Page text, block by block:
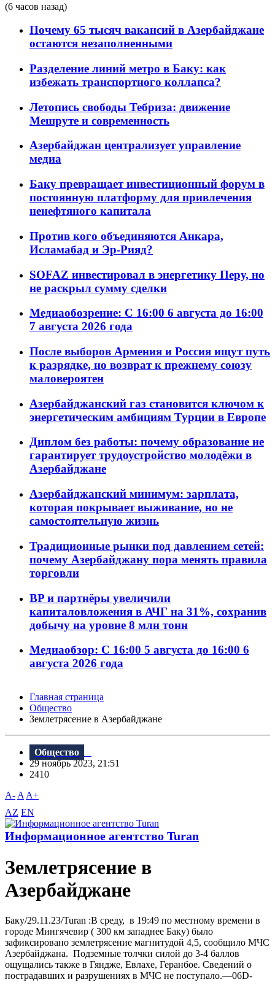
(6 часов назад)
Почему 65 тысяч вакансий в Азербайджане
остаются незаполненными
Разделение линий метро в Баку: как
избежать транспортного коллапса?
Летопись свободы Тебриза: движение
Мешруте и современность
Азербайджан централизует управление
медиа
Баку превращает инвестиционный форум в
постоянную платформу для привлечения
ненефтяного капитала
Против кого объединяются Анкара,
Исламабад и Эр-Рияд?
SOFAZ инвестировал в энергетику Перу, но
не раскрыл сумму сделки
Медиаобозрение: С 16:00 6 августа до 16:00
7 августа 2026 года
После выборов Армения и Россия ищут путь
к разрядке, но возврат к прежнему союзу
маловероятен
Азербайджанский газ становится ключом к
энергетическим амбициям Турции в Европе
Диплом без работы: почему образование не
гарантирует трудоустройство молодёжи в
Азербайджане
Азербайджанский минимум: зарплата,
которая покрывает выживание, но не
самостоятельную жизнь
Традиционные рынки под давлением сетей:
почему Азербайджану пора менять правила
торговли
BP и партнёры увеличили
капиталовложения в АЧГ на 31%, сохранив
добычу на уровне 8 млн тонн
Медиаобзор: С 16:00 5 августа до 16:00 6
августа 2026 года
Главная страница
Общество
Землетрясение в Азербайджане
Общество
29 ноябрь 2023, 21:51
2410
A- A A+
AZ EN
Информационное агентство Turan
Землетрясение в
Азербайджане
Баку/29.11.23/Turan :В среду, в 19:49 по местному времени в
городе Мингячевир ( 300 км западнее Баку) было
зафиксировано землетрясение магнитудой 4,5, сообщило МЧС
Азербайджана. Подземные толчки силой до 3-4 баллов
ощущались также в Гяндже, Евлахе, Геранбое. Сведений о
пострадавших и разрушениях в МЧС не поступало.—06D-